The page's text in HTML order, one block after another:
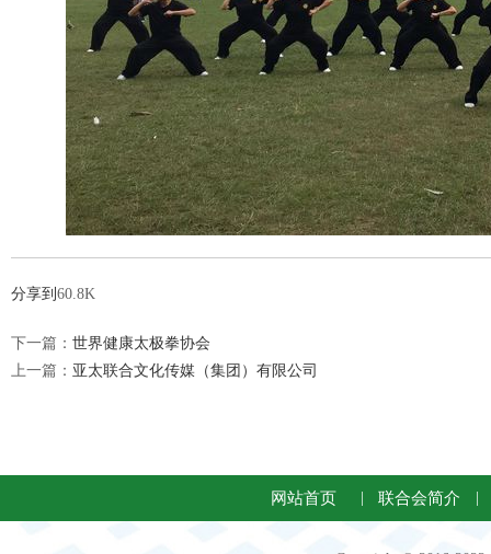
分享到 60.8K
下一篇： 世界健康太极拳协会
上一篇： 亚太联合文化传媒（集团）有限公司
网站首页 联合会简介